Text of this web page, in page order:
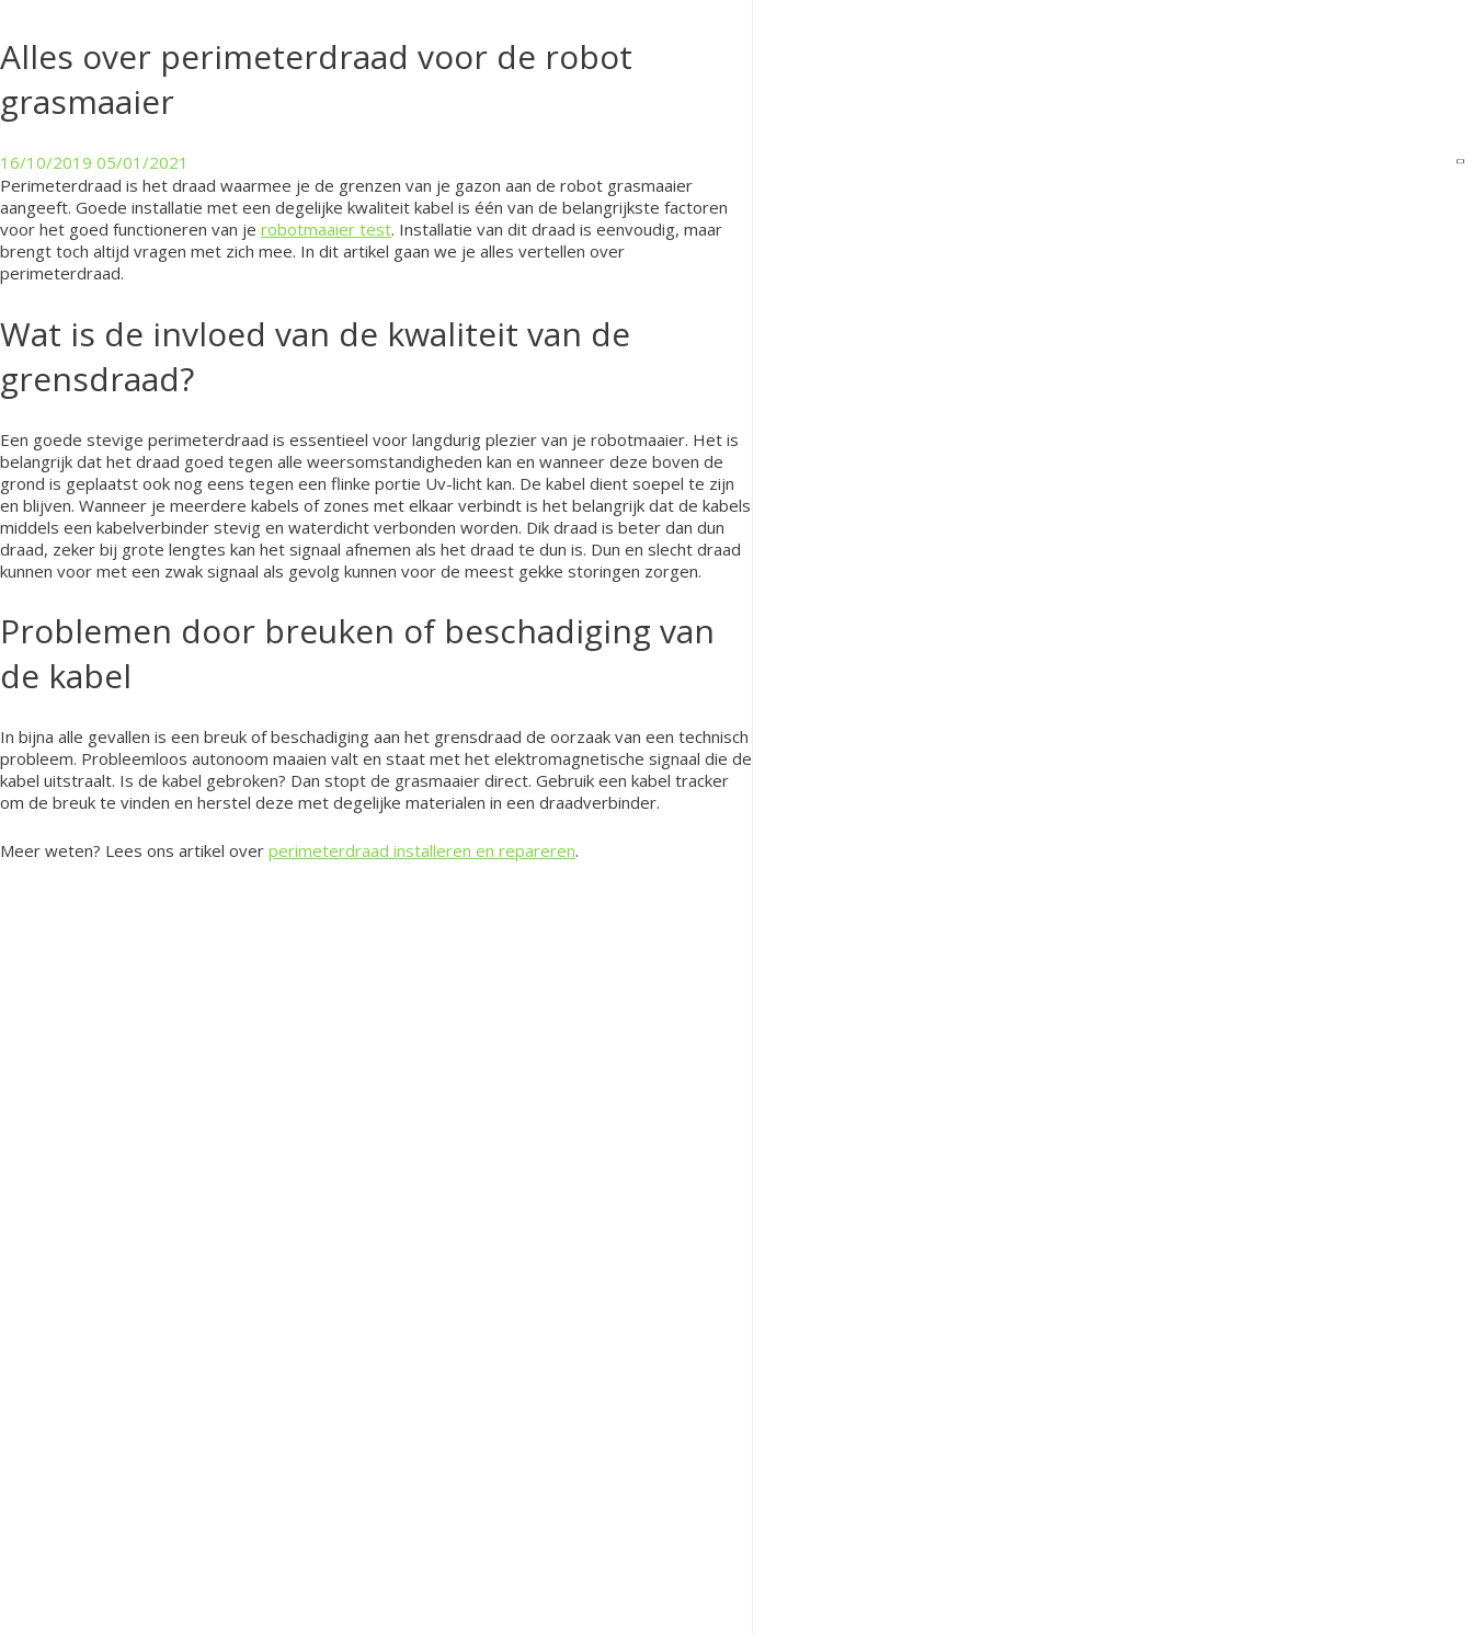
Alles over perimeterdraad voor de robot
grasmaaier
16/10/2019 05/01/2021
Perimeterdraad is het draad waarmee je de grenzen van je gazon aan de robot grasmaaier
aangeeft. Goede installatie met een degelijke kwaliteit kabel is één van de belangrijkste factoren
voor het goed functioneren van je robotmaaier test. Installatie van dit draad is eenvoudig, maar
brengt toch altijd vragen met zich mee. In dit artikel gaan we je alles vertellen over
perimeterdraad.
Wat is de invloed van de kwaliteit van de
grensdraad?
Een goede stevige perimeterdraad is essentieel voor langdurig plezier van je robotmaaier. Het is
belangrijk dat het draad goed tegen alle weersomstandigheden kan en wanneer deze boven de
grond is geplaatst ook nog eens tegen een flinke portie Uv-licht kan. De kabel dient soepel te zijn
en blijven. Wanneer je meerdere kabels of zones met elkaar verbindt is het belangrijk dat de kabels
middels een kabelverbinder stevig en waterdicht verbonden worden. Dik draad is beter dan dun
draad, zeker bij grote lengtes kan het signaal afnemen als het draad te dun is. Dun en slecht draad
kunnen voor met een zwak signaal als gevolg kunnen voor de meest gekke storingen zorgen.
Problemen door breuken of beschadiging van
de kabel
In bijna alle gevallen is een breuk of beschadiging aan het grensdraad de oorzaak van een technisch
probleem. Probleemloos autonoom maaien valt en staat met het elektromagnetische signaal die de
kabel uitstraalt. Is de kabel gebroken? Dan stopt de grasmaaier direct. Gebruik een kabel tracker
om de breuk te vinden en herstel deze met degelijke materialen in een draadverbinder.
Meer weten? Lees ons artikel over perimeterdraad installeren en repareren.